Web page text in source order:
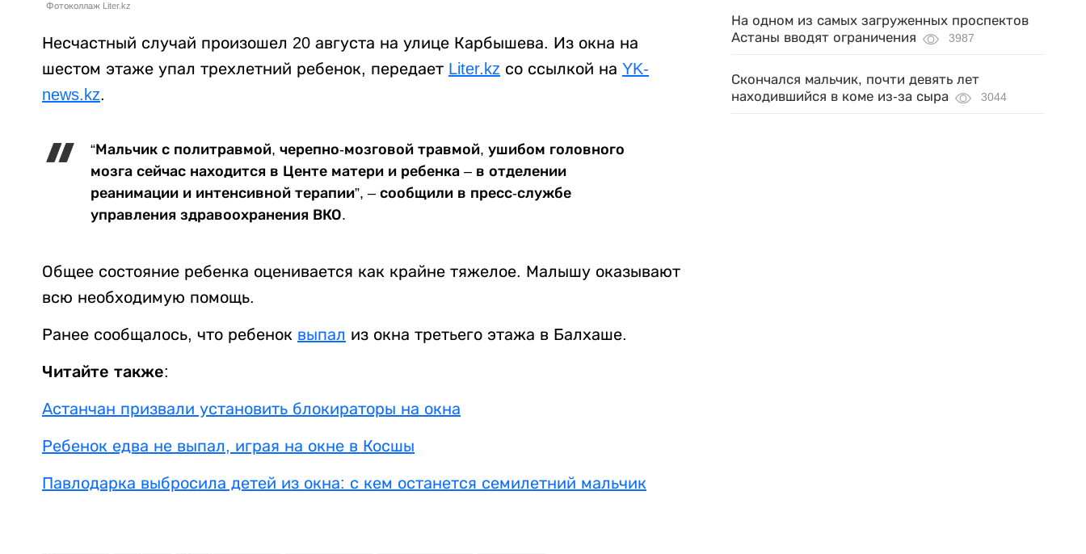
Фотоколлаж Liter.kz
Несчастный случай произошел 20 августа на улице Карбышева. Из окна на
шестом этаже упал трехлетний ребенок, передает Liter.kz со ссылкой на YK-
news.kz.
“Мальчик с политравмой, черепно-мозговой травмой, ушибом головного
мозга сейчас находится в Центе матери и ребенка – в отделении
реанимации и интенсивной терапии”, – сообщили в пресс-службе
управления здравоохранения ВКО.
Общее состояние ребенка оценивается как крайне тяжелое. Малышу оказывают
всю необходимую помощь.
Ранее сообщалось, что ребенок выпал из окна третьего этажа в Балхаше.
Читайте также:
Астанчан призвали установить блокираторы на окна
Ребенок едва не выпал, играя на окне в Косшы
Павлодарка выбросила детей из окна: с кем останется семилетний мальчик
На одном из самых загруженных проспектов
Астаны вводят ограничения
3987
Скончался мальчик, почти девять лет
находившийся в коме из-за сыра
3044